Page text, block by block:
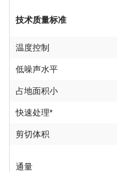
技术质量标准
温度控制
低噪声水平
占地面积小
快速处理*
剪切体积
通量